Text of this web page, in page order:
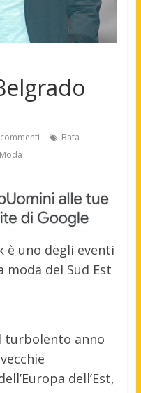
Bata
Moda
è uno degli eventi
del Sud Est
turbolento anno
dell’Est,